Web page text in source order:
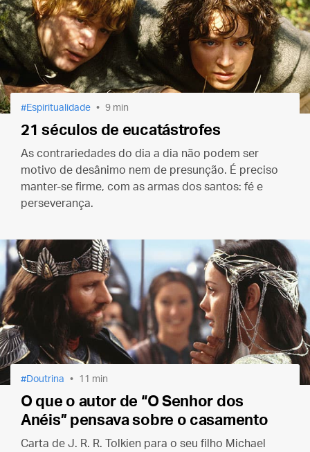
Espiritualidade 9 min
21 séculos de eucatástrofes
As contrariedades do dia a dia não podem ser
motivo de desânimo nem de presunção. É preciso
manter-se firme, com as armas dos santos: fé e
perseverança.
Doutrina 11 min
O que o autor de “O Senhor dos
Anéis” pensava sobre o casamento
Carta de J. R. R. Tolkien para o seu filho Michael